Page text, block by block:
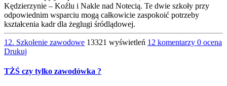
Kędzierzynie – Koźlu i Nakle nad Notecią. Te dwie szkoły przy
odpowiednim wsparciu mogą całkowicie zaspokoić potrzeby
kształcenia kadr dla żeglugi śródlądowej.
12. Szkolenie zawodowe 13321 wyświetleń 12 komentarzy 0 ocena
Drukuj
TŻŚ czy tylko zawodówka ?